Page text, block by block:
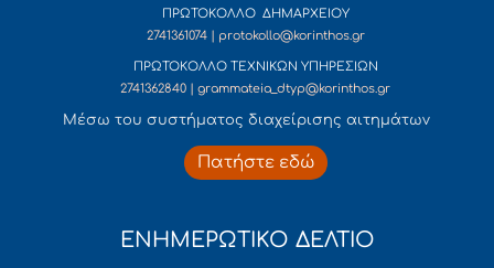
ΠΡΩΤΟΚΟΛΛΟ ΔΗΜΑΡΧΕΙΟΥ
2741361074 | protokollo@korinthos.gr
ΠΡΩΤΟΚΟΛΛΟ ΤΕΧΝΙΚΩΝ ΥΠΗΡΕΣΙΩΝ
2741362840 | grammateia_dtyp@korinthos.gr
Mέσω του συστήματος διαχείρισης αιτημάτων
Πατήστε εδώ
ΕΝΗΜΕΡΩΤΙΚΟ ΔΕΛΤΙΟ